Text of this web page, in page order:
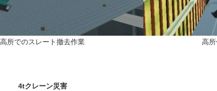
高所でのスレート撤去作業 高
4tクレーン災害